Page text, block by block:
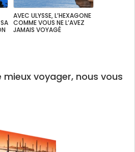
AVEC ULYSSE, L’HEXAGONE
COMME VOUS NE L’AVEZ
JAMAIS VOYAGÉ
mieux voyager, nous vous